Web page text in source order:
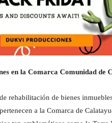
en la Comarca Comunidad de
rehabilitación de bienes
a la Comarca de